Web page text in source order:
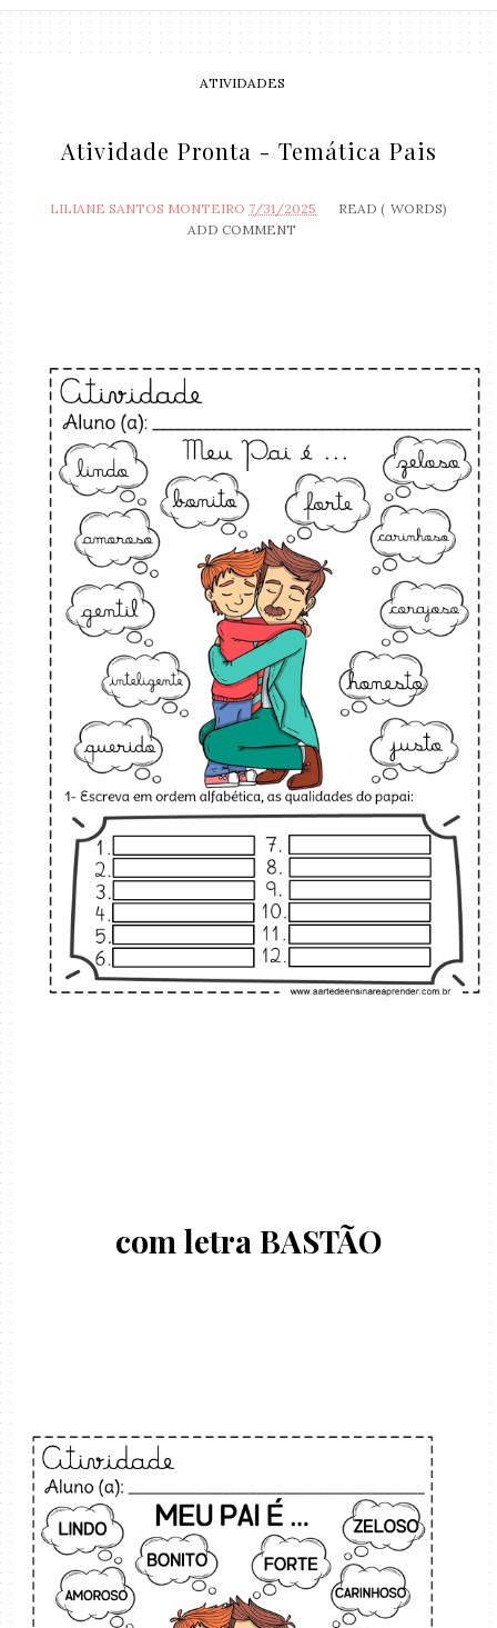
ATIVIDADES
Atividade Pronta - Temática Pais
LILIANE SANTOS MONTEIRO 7/31/2025 READ ( WORDS)
ADD COMMENT
com letra BASTÃO